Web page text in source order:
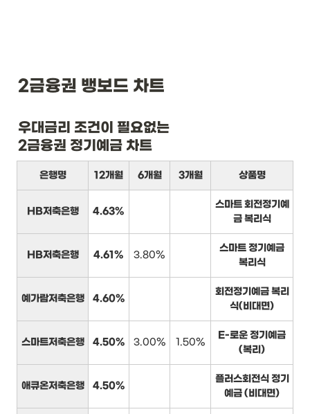
2금융권 뱅보드 차트
우대금리 조건이 필요없는
2금융권 정기예금 차트
은행명 12개월 6개월 3개월 상품명
HB저축은행 4.63%
스마트 회전정기예
금 복리식
HB저축은행 4.61% 3.80%
스마트 정기예금
복리식
예가람저축은행 4.60%
회전정기예금 복리
식(비대면)
스마트저축은행 4.50% 3.00% 1.50%
E-로운 정기예금
(복리)
애큐온저축은행 4.50%
플러스회전식 정기
예금 (비대면)